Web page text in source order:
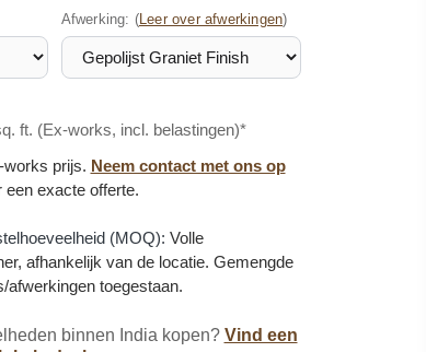
Afwerking: (Leer over afwerkingen)
ft. (Ex-works, incl. belastingen)*
works prijs. Neem contact met ons op
een exacte offerte.
(MOQ): Volle
afhankelijk van de locatie. Gemengde
afwerkingen toegestaan.
binnen India kopen? Vind een